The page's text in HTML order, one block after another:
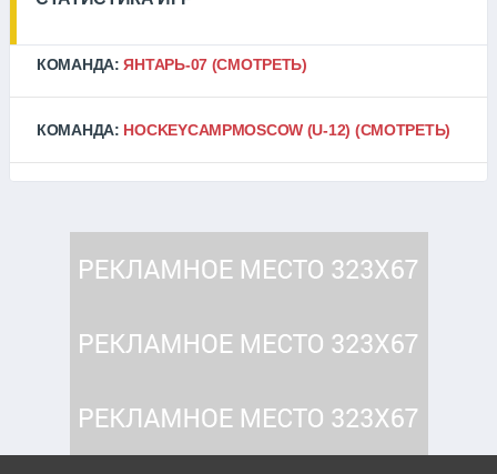
КОМАНДА:ЯНТАРЬ-07 (СМОТРЕТЬ)
КОМАНДА: HOCKEYCAMPMOSCOW (U-12) (СМОТРЕТЬ)